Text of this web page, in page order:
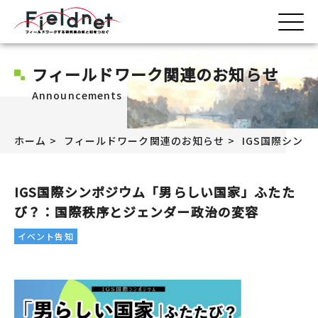
フィールドワーク関連のお知らせ
Announcements
ホーム フィールドワーク関連のお知らせ IGS国際シン
IGS国際シンポジウム「男らしい国家」ふたた
び？：国際秩序とジェンダー政治の変容
イベント告知